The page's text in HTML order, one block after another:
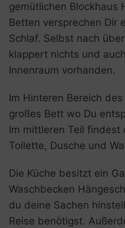
gemütlichen Blockhaus
Betten versprechen Dir
Schlaf. Selbst nach
klappert nichts und
Innenraum vorhanden.
Im Hinteren Bereich
großes Bett wo Du
Im mittleren Teil
Toilette, Dusche und
Die Küche besitzt ein
Waschbecken
du deine Sachen
Reise benötigst.